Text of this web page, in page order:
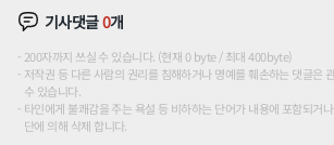
기사댓글0개
200자까지 쓰실 수 있습니다. (현재 0 byte / 최대 400byte)
저작권 등 다른 사람의 권리를 침해하거나 명예를 훼손하는 댓글은
수 있습니다.
타인에게 불쾌감을 주는 욕설 등 비하하는 단어가 내용에 포함되거
단에 의해 삭제 합니다.